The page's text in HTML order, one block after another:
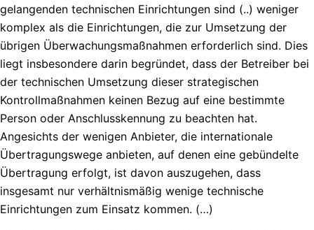
gelangenden technischen Einrichtungen sind (..) weniger
komplex als die Einrichtungen, die zur Umsetzung der
übrigen Überwachungsmaßnahmen erforderlich sind. Dies
liegt insbesondere darin begründet, dass der Betreiber bei
der technischen Umsetzung dieser strategischen
Kontrollmaßnahmen keinen Bezug auf eine bestimmte
Person oder Anschlusskennung zu beachten hat.
Angesichts der wenigen Anbieter, die internationale
Übertragungswege anbieten, auf denen eine gebündelte
Übertragung erfolgt, ist davon auszugehen, dass
insgesamt nur verhältnismäßig wenige technische
Einrichtungen zum Einsatz kommen. (…)